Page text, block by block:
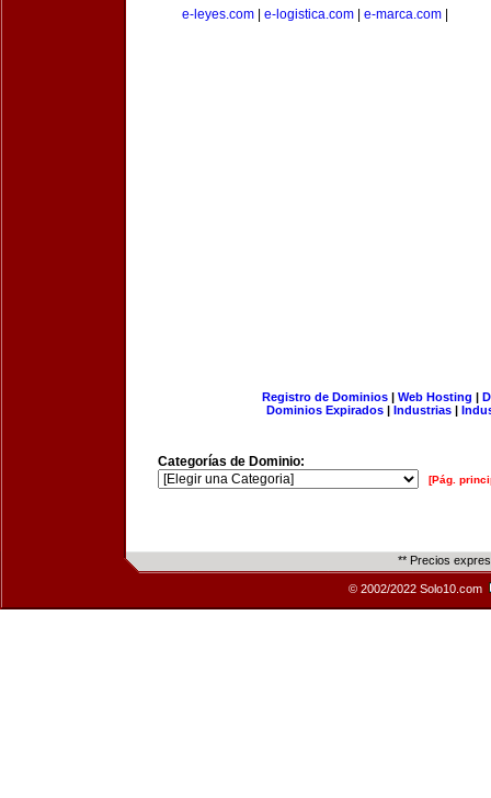
e-leyes.com
e-logistica.com e-marca.com
Registro de Dominios| Web Hosting |
Dominios Expirados | Industrias |
Categorías de Dominio:
[Pág.
** Precios
© 2002/2022 Solo10.com